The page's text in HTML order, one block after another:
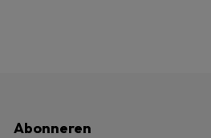
Abonneren